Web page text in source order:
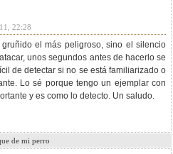
22:28
el más peligroso, sino el silencio
unos segundos antes de hacerlo se
de detectar si no se está familiarizado o
Lo sé porque tengo un ejemplar con
y es como lo detecto. Un saludo.
de mi perro